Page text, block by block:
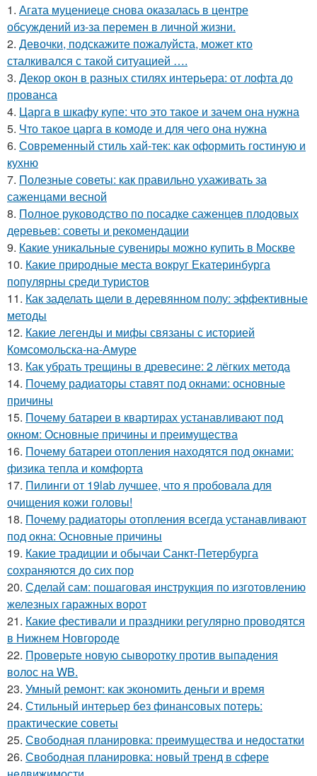
1. Агата муцениеце снова оказалась в центре
обсуждений из-за перемен в личной жизни.
2. Девочки, подскажите пожалуйста, может кто
сталкивался с такой ситуацией ….
3. Декор окон в разных стилях интерьера: от лофта до
прованса
4. Царга в шкафу купе: что это такое и зачем она нужна
5. Что такое царга в комоде и для чего она нужна
6. Современный стиль хай-тек: как оформить гостиную и
кухню
7. Полезные советы: как правильно ухаживать за
саженцами весной
8. Полное руководство по посадке саженцев плодовых
деревьев: советы и рекомендации
9. Какие уникальные сувениры можно купить в Москве
10. Какие природные места вокруг Екатеринбурга
популярны среди туристов
11. Как заделать щели в деревянном полу: эффективные
методы
12. Какие легенды и мифы связаны с историей
Комсомольска-на-Амуре
13. Как убрать трещины в древесине: 2 лёгких метода
14. Почему радиаторы ставят под окнами: основные
причины
15. Почему батареи в квартирах устанавливают под
окном: Основные причины и преимущества
16. Почему батареи отопления находятся под окнами:
физика тепла и комфорта
17. Пилинги от 19lab лучшее, что я пробовала для
очищения кожи головы!
18. Почему радиаторы отопления всегда устанавливают
под окна: Основные причины
19. Какие традиции и обычаи Санкт-Петербурга
сохраняются до сих пор
20. Сделай сам: пошаговая инструкция по изготовлению
железных гаражных ворот
21. Какие фестивали и праздники регулярно проводятся
в Нижнем Новгороде
22. Проверьте новую сыворотку против выпадения
волос на WB.
23. Умный ремонт: как экономить деньги и время
24. Стильный интерьер без финансовых потерь:
практические советы
25. Свободная планировка: преимущества и недостатки
26. Свободная планировка: новый тренд в сфере